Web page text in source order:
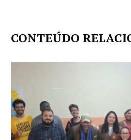
CONTEÚDO